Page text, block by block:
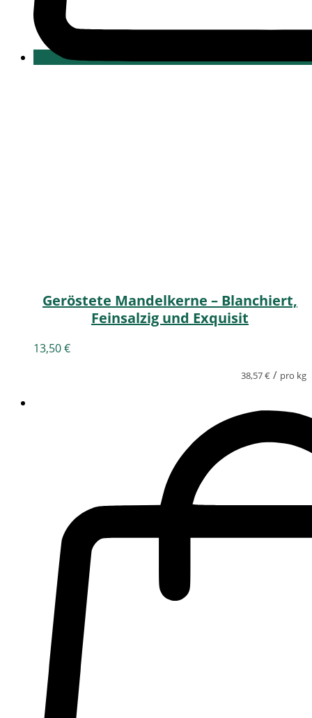
Geröstete Mandelkerne – Blanchiert,
Feinsalzig und Exquisit
13,50€
38,57€ / pro kg